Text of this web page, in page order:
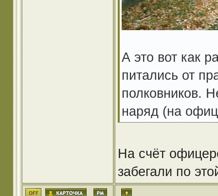
А это вот как
питались от
полковников.
наряд (на
На счёт
забегали по